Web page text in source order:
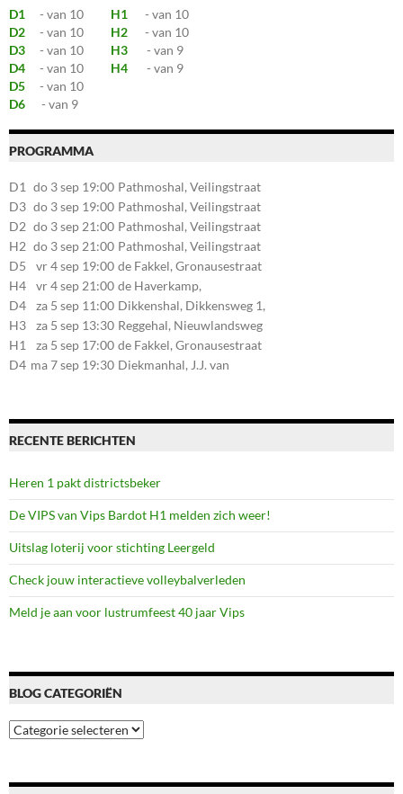
D1 - van 10 H1
- van 10
D2
- van 10 H2
- van 10
D3
- van 10 H3
- van 9
D4
- van 10 H4
- van 9
D5
- van 10
D6
- van 9
PROGRAMMA
D1 do 3 sep 19:00 Pathmoshal, Veilingstraat
20, 7545LZ Enschede
D3 do 3 sep 19:00 Pathmoshal, Veilingstraat
20, 7545LZ Enschede
D2 do 3 sep 21:00 Pathmoshal, Veilingstraat
20, 7545LZ Enschede
H2 do 3 sep 21:00 Pathmoshal, Veilingstraat
20, 7545LZ Enschede
D5 vr 4 sep 19:00 de Fakkel, Gronausestraat
107, 7581CE Losser
H4 vr 4 sep 21:00 de Haverkamp,
Stationsstraat 30, 7475AM
Markelo
D4 za 5 sep 11:00 Dikkenshal, Dikkensweg 1,
7641CC Wierden
H3 za 5 sep 13:30 Reggehal, Nieuwlandsweg
1, 7461VP Rijssen
H1 za 5 sep 17:00 de Fakkel, Gronausestraat
107, 7581CE Losser
D4 ma 7 sep 19:30 Diekmanhal, J.J. van
RECENTE BERICHTEN
Heren 1 pakt districtsbeker
De VIPS van Vips Bardot H1 melden zich weer!
Uitslag loterij voor stichting Leergeld
Check jouw interactieve volleybalverleden
Meld je aan voor lustrumfeest 40 jaar Vips
BLOG CATEGORIËN
Blog
categoriën